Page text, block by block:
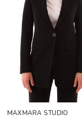
MAXMARA STUDIO